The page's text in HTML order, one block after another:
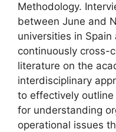
Methodology.
between June and
universities in
continuously cross-
literature on the
interdisciplinary
to effectively
for understanding
operational issues